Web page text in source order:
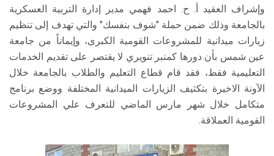
وإشراف العقيد أ. ح. احمد فهمي مدير إدارة التربية العسكرية
بالجامعة وذلك ضمن حملة "شوف بنفسك" والتي تهدف إلى تنظيم
زيارات ميدانية للمشروعات القومية الكبرى، وإيماناً من جامعة
عين شمس بأن دورها كمنبر تنويري لا يقتصر على تقديم الخدمات
التعليمية فقط، فقد قام قطاع التعليم والطلاب بالجامعة خلال
الآونة الاخيرة بتكثيف الزيارات الميدانية المختلفة ووضع برنامج
متكامل خلال شهر مارس الماضي للتعرف علي المشروعات
القومية العملاقة.